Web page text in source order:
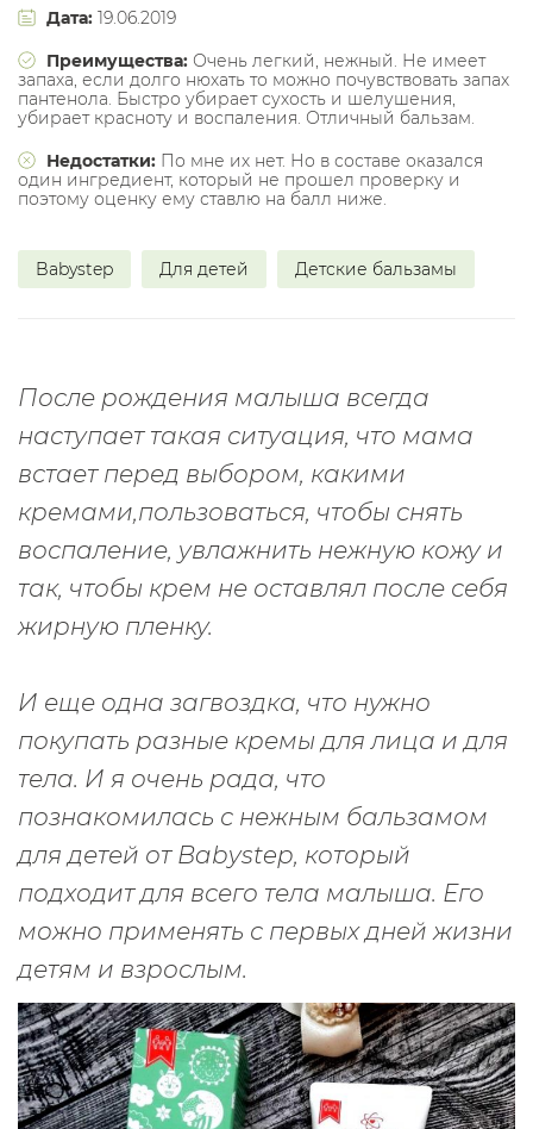
Дата: 19.06.2019
Преимущества: Очень легкий, нежный. Не имеет
запаха, если долго нюхать то можно почувствовать запах
пантенола. Быстро убирает сухость и шелушения,
убирает красноту и воспаления. Отличный бальзам.
Недостатки: По мне их нет. Но в составе оказался
один ингредиент, который не прошел проверку и
поэтому оценку ему ставлю на балл ниже.
Babystep Для детей Детские бальзамы
После рождения малыша всегда
наступает такая ситуация, что мама
встает перед выбором, какими
кремами,пользоваться, чтобы снять
воспаление, увлажнить нежную кожу и
так, чтобы крем не оставлял после себя
жирную пленку.
И еще одна загвоздка, что нужно
покупать разные кремы для лица и для
тела. И я очень рада, что
познакомилась с нежным бальзамом
для детей от Babystep, который
подходит для всего тела малыша. Его
можно применять с первых дней жизни
детям и взрослым.